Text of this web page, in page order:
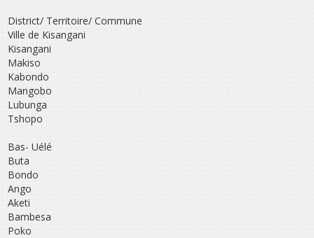
District/ Territoire/ Commune
Ville de Kisangani
Kisangani
Makiso
Kabondo
Mangobo
Lubunga
Tshopo
Bas- Uélé
Buta
Bondo
Ango
Aketi
Bambesa
Poko